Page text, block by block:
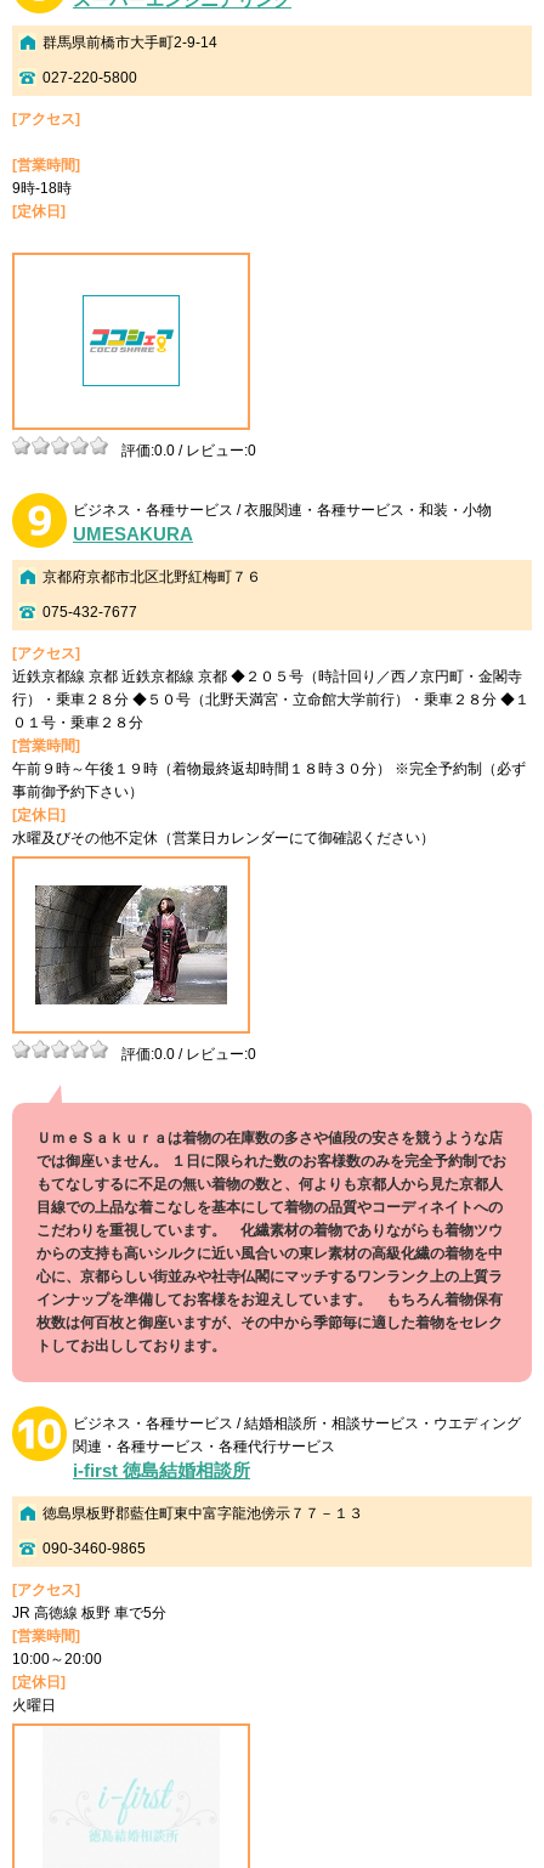
群馬県前橋市大手町2-9-14
027-220-5800
[アクセス]
[営業時間]
9時-18時
[定休日]
評価:0.0 / レビュー:0
ビジネス・各種サービス / 衣服関連・各種サービス・和装・小物
UMESAKURA
京都府京都市北区北野紅梅町７６
075-432-7677
[アクセス]
近鉄京都線 京都 近鉄京都線 京都 ◆２０５号（時計回り／西ノ京円町・金閣寺
行）・乗車２８分 ◆５０号（北野天満宮・立命館大学前行）・乗車２８分 ◆１
０１号・乗車２８分
[営業時間]
午前９時～午後１９時（着物最終返却時間１８時３０分） ※完全予約制（必ず
事前御予約下さい）
[定休日]
水曜及びその他不定休（営業日カレンダーにて御確認ください）
評価:0.0 / レビュー:0
ＵｍｅＳａｋｕｒａは着物の在庫数の多さや値段の安さを競うような店
では御座いません。 １日に限られた数のお客様数のみを完全予約制でお
もてなしするに不足の無い着物の数と、何よりも京都人から見た京都人
目線での上品な着こなしを基本にして着物の品質やコーディネイトへの
こだわりを重視しています。 化繊素材の着物でありながらも着物ツウ
からの支持も高いシルクに近い風合いの東レ素材の高級化繊の着物を中
心に、京都らしい街並みや社寺仏閣にマッチするワンランク上の上質ラ
インナップを準備してお客様をお迎えしています。 もちろん着物保有
枚数は何百枚と御座いますが、その中から季節毎に適した着物をセレク
トしてお出ししております。
ビジネス・各種サービス / 結婚相談所・相談サービス・ウエディング
関連・各種サービス・各種代行サービス
i-first 徳島結婚相談所
徳島県板野郡藍住町東中富字龍池傍示７７－１３
090-3460-9865
[アクセス]
JR 高徳線 板野 車で5分
[営業時間]
10:00～20:00
[定休日]
火曜日